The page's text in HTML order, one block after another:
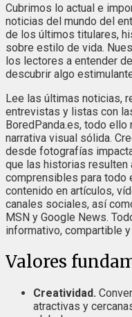
Cubrimos lo actual e
noticias del mundo del
de los últimos titulares,
sobre estilo de vida.
los lectores a entender
descubrir algo
Lee las últimas noticias,
entrevistas y listas con
BoredPanda.es, todo
narrativa visual sólida.
desde fotografías
que las historias resulten
comprensibles para todo
contenido en artículos,
canales sociales, así
MSN y Google News.
informativo, compartible
Valores
Creatividad.
atractivas y